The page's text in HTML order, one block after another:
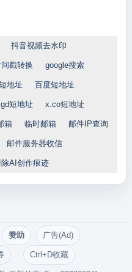
抖音视频去水印
间戳转换 google搜索
地址 百度短地址
短地址 x.co短地址
箱 临时邮箱 邮件IP查询
邮件服务器收信
AI创作痕迹
赞助 广告(Ad)
Ctrl+D收藏